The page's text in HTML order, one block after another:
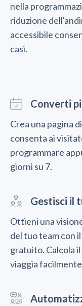
nella
riduzione
accessibile
casi.
Converti
Crea una pagina
consenta ai
programmare
giorni su 7.
Gestisci il
Ottieni una
del tuo team con
gratuito. Calcola
viaggia